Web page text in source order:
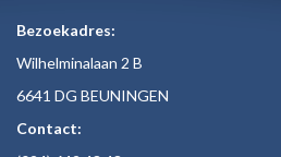
Bezoekadres:
Wilhelminalaan 2 B
6641 DG BEUNINGEN
Contact: